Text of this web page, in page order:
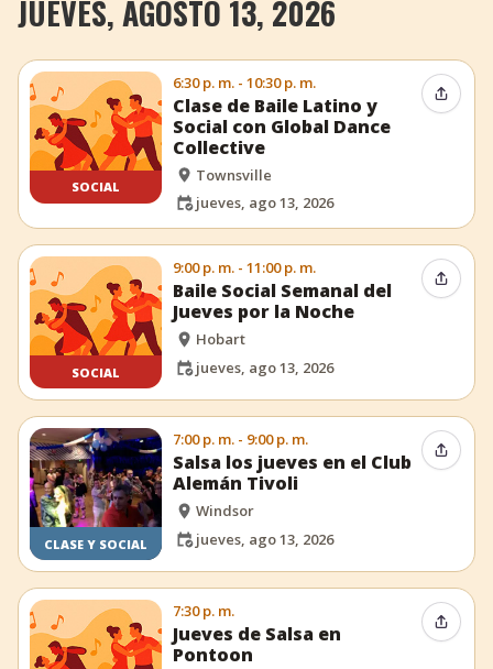
JUEVES, AGOSTO 13, 2026
SOCIAL
6:30 p. m. - 10:30 p. m.
Clase de Baile Latino y
Social con Global Dance
Collective
Townsville
jueves, ago 13, 2026
SOCIAL
9:00 p. m. - 11:00 p. m.
Baile Social Semanal del
Jueves por la Noche
Hobart
jueves, ago 13, 2026
CLASE Y SOCIAL
7:00 p. m. - 9:00 p. m.
Salsa los jueves en el Club
Alemán Tivoli
Windsor
jueves, ago 13, 2026
7:30 p. m.
Jueves de Salsa en
Pontoon